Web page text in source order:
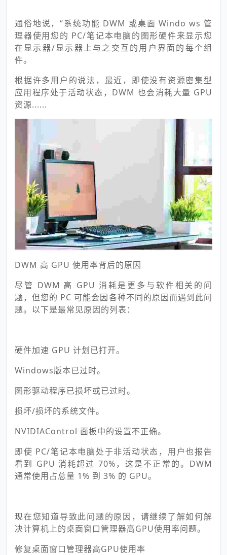
通俗地说，“系统功能 DWM 或桌面 Windo ws 管
理器使用您的 PC/笔记本电脑的图形硬件来显示您
在显示器/显示器上与之交互的用户界面的每个组
件。
根据许多用户的说法，最近，即使没有资源密集型
应用程序处于活动状态，DWM 也会消耗大量 GPU
资源......
DWM 高 GPU 使用率背后的原因
尽管 DWM 高 GPU 消耗是更多与软件相关的问
题，但您的 PC 可能会因各种不同的原因而遇到此问
题。以下是最常见原因的列表：
硬件加速 GPU 计划已打开。
Windows版本已过时。
图形驱动程序已损坏或已过时。
损坏/损坏的系统文件。
NVIDIAControl 面板中的设置不正确。
即使 PC/笔记本电脑处于非活动状态，用户也报告
看到 GPU 消耗超过 70%，这是不正常的。DWM
通常使用占总量 1% 到 3% 的 GPU。
现在您知道导致此问题的原因，请继续了解如何解
决计算机上的桌面窗口管理器高GPU使用率问题。
修复桌面窗口管理器高GPU使用率